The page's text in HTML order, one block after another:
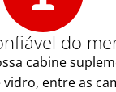
do
cabine
entre as